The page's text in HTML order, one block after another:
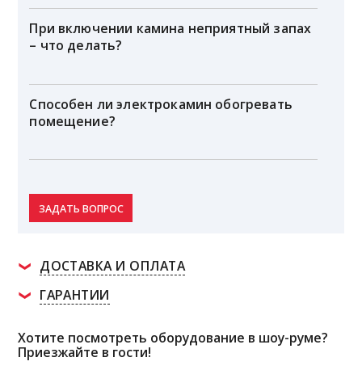
При включении камина неприятный запах
– что делать?
Способен ли электрокамин обогревать
помещение?
ЗАДАТЬ ВОПРОС
ДОСТАВКА И ОПЛАТА
ГАРАНТИИ
Хотите посмотреть оборудование в шоу-руме?
Приезжайте в гости!